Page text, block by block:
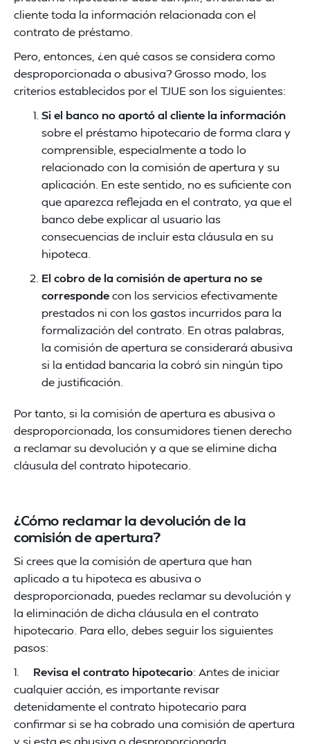
cliente toda la información relacionada con el
contrato de préstamo.
Pero, entonces, ¿en qué casos se considera como
desproporcionada o abusiva? Grosso modo, los
criterios establecidos por el TJUE son los siguientes:
Si el banco no aportó al cliente la información
sobre el préstamo hipotecario de forma clara y
comprensible, especialmente a todo lo
relacionado con la comisión de apertura y su
aplicación. En este sentido, no es suficiente con
que aparezca reflejada en el contrato, ya que el
banco debe explicar al usuario las
consecuencias de incluir esta cláusula en su
hipoteca.
El cobro de la comisión de apertura no se
correspondecon los servicios efectivamente
prestados ni con los gastos incurridos para la
formalización del contrato. En otras palabras,
la comisión de apertura se considerará abusiva
si la entidad bancaria la cobró sin ningún tipo
de justificación.
Por tanto, si la comisión de apertura es abusiva o
desproporcionada, los consumidores tienen derecho
a reclamar su devolución y a que se elimine dicha
cláusula del contrato hipotecario.
¿Cómo reclamar la devolución de la
comisión de apertura?
Si crees que la comisión de apertura que han
aplicado a tu hipoteca es abusiva o
desproporcionada, puedes reclamar su devolución y
la eliminación de dicha cláusula en el contrato
hipotecario. Para ello, debes seguir los siguientes
pasos:
1. Revisa el contrato hipotecario: Antes de iniciar
cualquier acción, es importante revisar
detenidamente el contrato hipotecario para
confirmar si se ha cobrado una comisión de apertura
y si esta es abusiva o desproporcionada.